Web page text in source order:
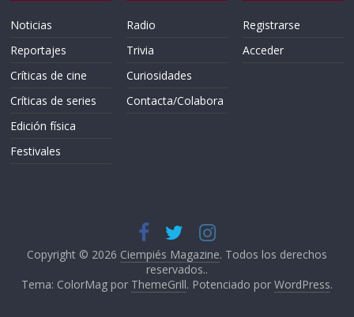
Noticias
Reportajes
Críticas de cine
Críticas de series
Edición física
Festivales
Radio
Trivia
Curiosidades
Contacta/Colabora
Registrarse
Acceder
Copyright © 2026 Ciempiés Magazine. Todos los derechos
reservados..
Tema: ColorMag por ThemeGrill. Potenciado por WordPress.